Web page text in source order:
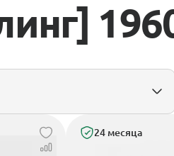
24 месяца